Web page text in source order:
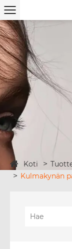
Koti
Kulmakynän